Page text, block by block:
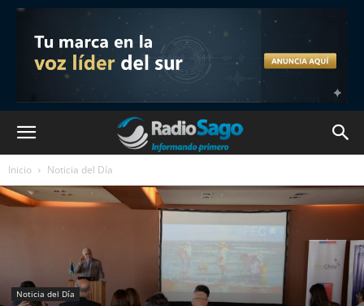
Inicio Noticia del Día
Noticia del Día